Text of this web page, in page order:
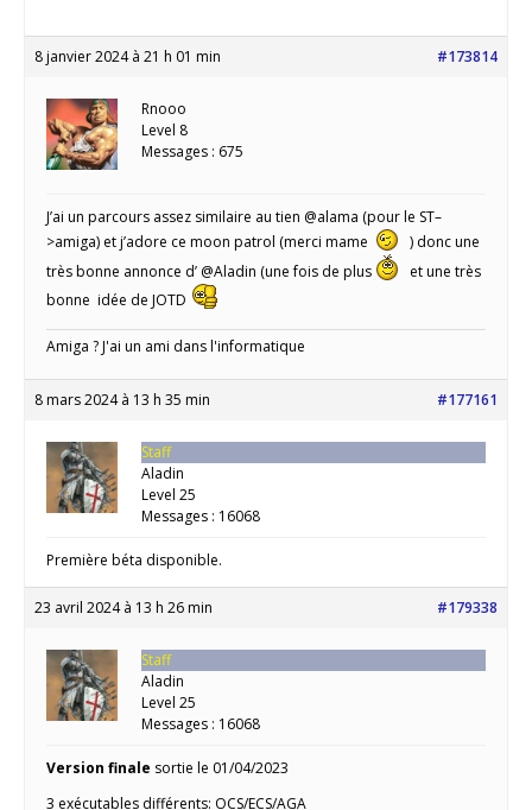
8 janvier 2024 à 21 h 01 min #173814
Rnooo
Level 8
Messages : 675
J’ai un parcours assez similaire au tien @alama (pour le ST–
>amiga) et j’adore ce moon patrol (merci mame
) donc une
très bonne annonce d’ @Aladin (une fois de plus
et une très
bonne idée de JOTD
Amiga ? J'ai un ami dans l'informatique
8 mars 2024 à 13 h 35 min #177161
Staff
Aladin
Level 25
Messages : 16068
Première béta disponible.
23 avril 2024 à 13 h 26 min #179338
Staff
Aladin
Level 25
Messages : 16068
Version finale sortie le 01/04/2023
3 exécutables différents: OCS/ECS/AGA